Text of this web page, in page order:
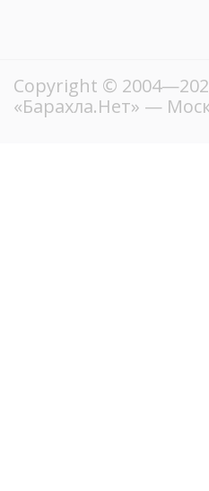
Copyright ©
«Барахла.Нет» —